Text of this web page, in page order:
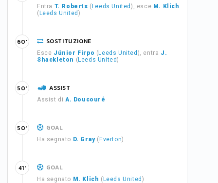
Entra T. Roberts ( Leeds United), esce M. Klich
( Leeds United )
SOSTITUZIONE
Esce Júnior Firpo ( Leeds United ), entra J.
Shackleton ( Leeds United)
60'
ASSIST
Assist di A. Doucouré
50'
GOAL
Ha segnato D. Gray( Everton)
50'
GOAL
Ha segnato M. Klich ( Leeds United )
41'